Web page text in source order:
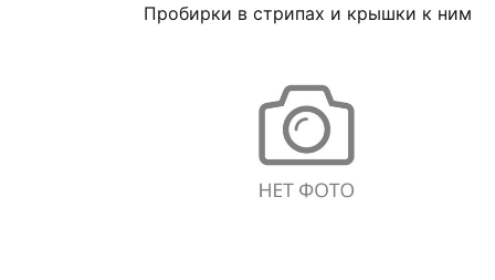
Пробирки в стрипах и крышки к ним